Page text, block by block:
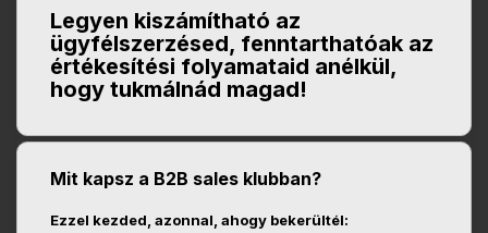
Legyen kiszámítható az
ügyfélszerzésed, fenntarthatóak az
értékesítési folyamataid anélkül,
hogy tukmálnád magad!
Mit kapsz a B2B sales klubban?
Ezzel kezded, azonnal, ahogy bekerültél: